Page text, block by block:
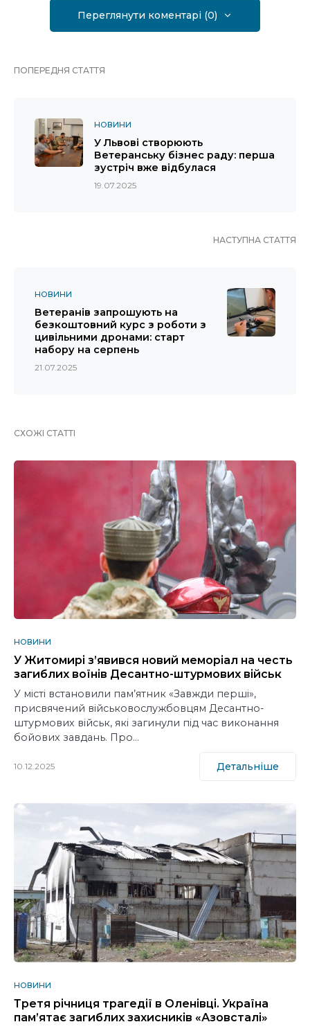
Переглянути коментарі (0)
ПОПЕРЕДНЯ СТАТТЯ
НОВИНИ
У Львові створюють
Ветеранську бізнес раду: перша
зустріч вже відбулася
19.07.2025
НАСТУПНА СТАТТЯ
НОВИНИ
Ветеранів запрошують на
безкоштовний курс з роботи з
цивільними дронами: старт
набору на серпень
21.07.2025
СХОЖІ СТАТТІ
НОВИНИ
У Житомирі з’явився новий меморіал на честь
загиблих воїнів Десантно-штурмових військ
У місті встановили пам’ятник «Завжди перші»,
присвячений військовослужбовцям Десантно-
штурмових військ, які загинули під час виконання
бойових завдань. Про…
10.12.2025 Детальніше
НОВИНИ
Третя річниця трагедії в Оленівці. Україна
пам’ятає загиблих захисників «Азовсталі»